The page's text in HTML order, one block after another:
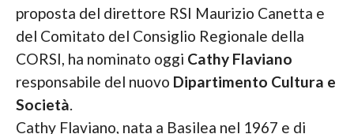
proposta del direttore RSI Maurizio Canetta e
del Comitato del Consiglio Regionale della
CORSI, ha nominato oggi Cathy Flaviano
responsabile del nuovo Dipartimento Cultura e
Società.
Cathy Flaviano, nata a Basilea nel 1967 e di